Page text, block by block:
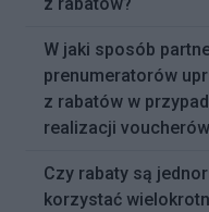
z rabatów?
W jaki sposób
prenumeratorów
z rabatów w
realizacji
Czy rabaty są
korzystać